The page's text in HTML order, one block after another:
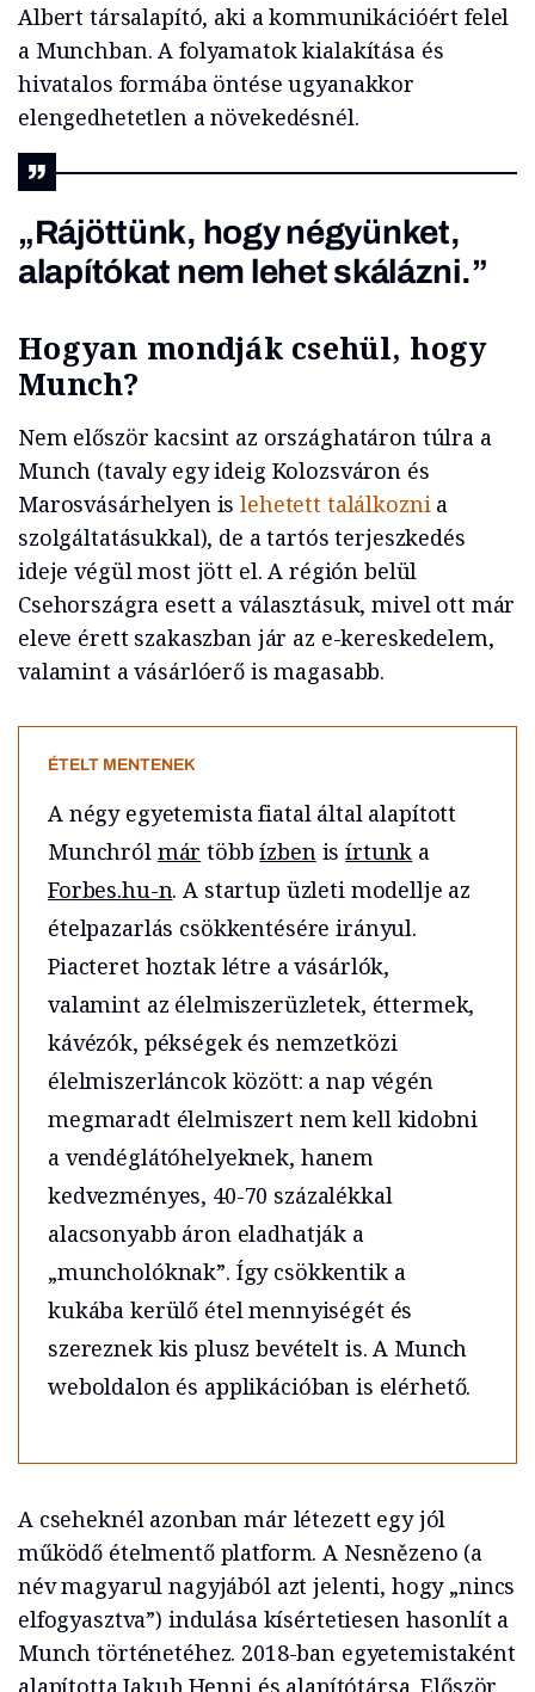
Albert társalapító, aki a kommunikációért felel
a Munchban. A folyamatok kialakítása és
hivatalos formába öntése ugyanakkor
elengedhetetlen a növekedésnél.
„Rájöttünk, hogy négyünket,
alapítókat nem lehet skálázni.”
Hogyan mondják csehül, hogy
Munch?
Nem először kacsint az országhatáron túlra a
Munch (tavaly egy ideig Kolozsváron és
Marosvásárhelyen islehetett találkoznia
szolgáltatásukkal), de a tartós terjeszkedés
ideje végül most jött el. A régión belül
Csehországra esett a választásuk, mivel ott már
eleve érett szakaszban jár az e-kereskedelem,
valamint a vásárlóerő is magasabb.
ÉTELT MENTENEK
A négy egyetemista fiatal által alapított
Munchról már többízbenisírtunk a
Forbes.hu-n. A startup üzleti modellje az
ételpazarlás csökkentésére irányul.
Piacteret hoztak létre a vásárlók,
valamint az élelmiszerüzletek, éttermek,
kávézók, pékségek és nemzetközi
élelmiszerláncok között: a nap végén
megmaradt élelmiszert nem kell kidobni
a vendéglátóhelyeknek, hanem
kedvezményes, 40-70 százalékkal
alacsonyabb áron eladhatják a
„muncholóknak”. Így csökkentik a
kukába kerülő étel mennyiségét és
szereznek kis plusz bevételt is. A Munch
weboldalon és applikációban is elérhető.
A cseheknél azonban már létezett egy jól
működő ételmentő platform. A Nesnězeno (a
név magyarul nagyjából azt jelenti, hogy „nincs
elfogyasztva”) indulása kísértetiesen hasonlít a
Munch történetéhez. 2018-ban egyetemistaként
alapította Jakub Henni és alapítótársa. Először